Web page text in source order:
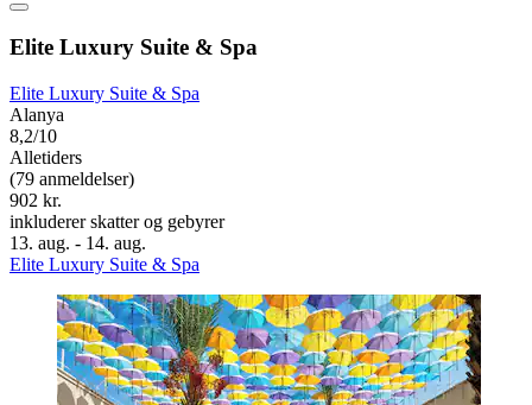
Elite Luxury Suite & Spa
Elite Luxury Suite & Spa
Alanya
8,2/10
Alletiders
(79 anmeldelser)
902 kr.
inkluderer skatter og gebyrer
13. aug. - 14. aug.
Elite Luxury Suite & Spa